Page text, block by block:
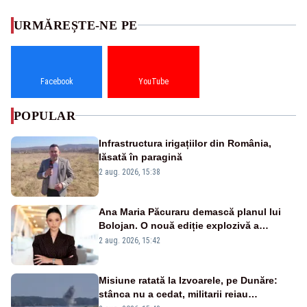
URMĂREȘTE-NE PE
Facebook YouTube
POPULAR
Infrastructura irigațiilor din România,
lăsată în paragină
2 aug. 2026, 15:38
Ana Maria Păcuraru demască planul lui
Bolojan. O nouă ediție explozivă a
emisiunii „Miza Zilei” la Realitatea PLUS
2 aug. 2026, 15:42
Misiune ratată la Izvoarele, pe Dunăre:
stânca nu a cedat, militarii reiau